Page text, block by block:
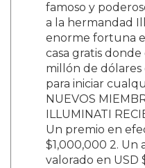
famoso y
a la hermandad
enorme fortuna
casa gratis
millón de
para iniciar
NUEVOS
ILLUMINATI
Un premio en
$1,000,000 2.
valorado en USD